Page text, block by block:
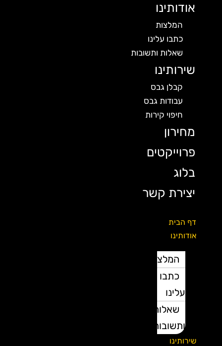
אודותינו
המלצות
כתבו עלינו
שאלות ותשובות
שירותינו
קבלן גבס
עבודות גבס
חיפוי קירות
מחירון
פרוייקטים
בלוג
יצירת קשר
דף הבית
אודותינו
המלצות
כתבו
עלינו
שאלות
ותשובות
שירותינו